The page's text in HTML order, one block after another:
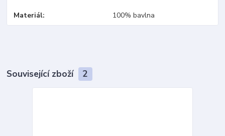
Materiál 100% bavlna
Související zboží 2